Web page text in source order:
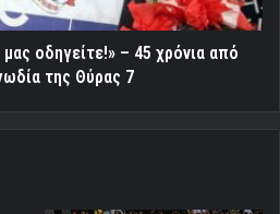
οδηγείτε!» – 45 χρόνια από
της Θύρας 7